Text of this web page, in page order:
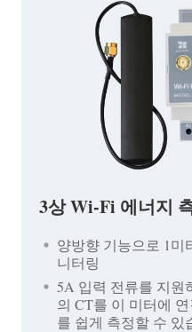
3상 Wi-Fi 에너지
양방향 기능으로 1미
니터링
5A 입력 전류를 지원
의 CT를 이 미터에
를 쉽게 측정할 수 있